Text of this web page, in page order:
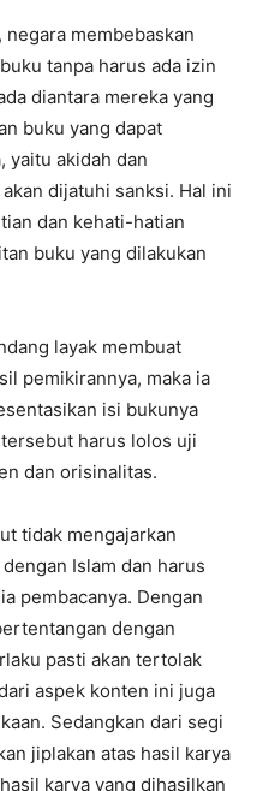
negara membebaskan
tanpa harus ada izin
diantara mereka yang
buku yang dapat
yaitu akidah dan
dijatuhi sanksi. Hal ini
dan kehati-hatian
buku yang dilakukan
layak membuat
pemikirannya, maka ia
isi bukunya
harus lolos uji
dan orisinalitas.
tidak mengajarkan
Islam dan harus
pembacanya. Dengan
dengan
pasti akan tertolak
aspek konten ini juga
Sedangkan dari segi
jiplakan atas hasil karya
karya yang dihasilkan